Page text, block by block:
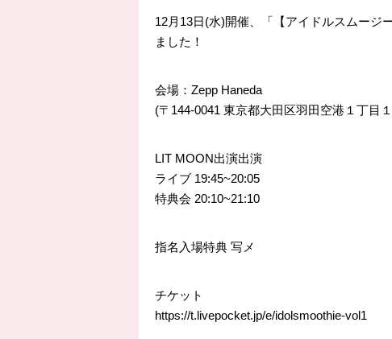
12月13日(水)開催、「【アイドルスムージ
ました！
会場：Zepp Haneda
(〒144-0041 東京都大田区羽田空港１丁目
LIT MOON出演出演
ライブ 19:45~20:05
特典会 20:10~21:10
指名入場特典 写メ
チケット
https://t.livepocket.jp/e/idolsmoothie-vol1